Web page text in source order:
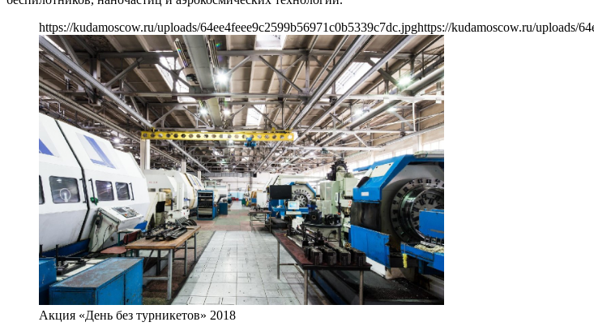
https://kudamoscow.ru/uploads/64ee4feee9c2599b56971c0b5339c7dc.jpghttps://kudamoscow.ru/uploads/
Акция «День без турникетов» 2018